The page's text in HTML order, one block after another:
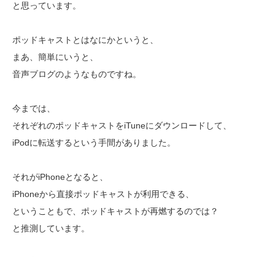
と思っています。
ポッドキャストとはなにかというと、
まあ、簡単にいうと、
音声ブログのようなものですね。
今までは、
それぞれのポッドキャストをiTuneにダウンロードして、
iPodに転送するという手間がありました。
それがiPhoneとなると、
iPhoneから直接ポッドキャストが利用できる、
ということもで、ポッドキャストが再燃するのでは？
と推測しています。